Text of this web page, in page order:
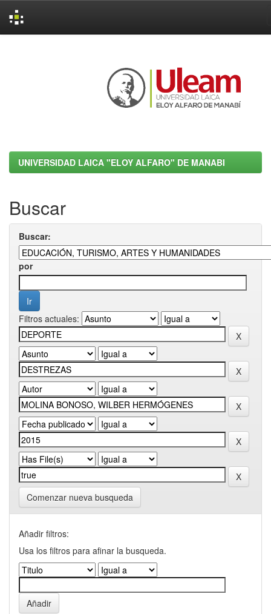
UNIVERSIDAD LAICA "ELOY ALFARO" DE MANABI
Buscar
Buscar:
por
Filtros actuales:
Comenzar nueva busqueda
Añadir filtros:
Usa los filtros para afinar la busqueda.